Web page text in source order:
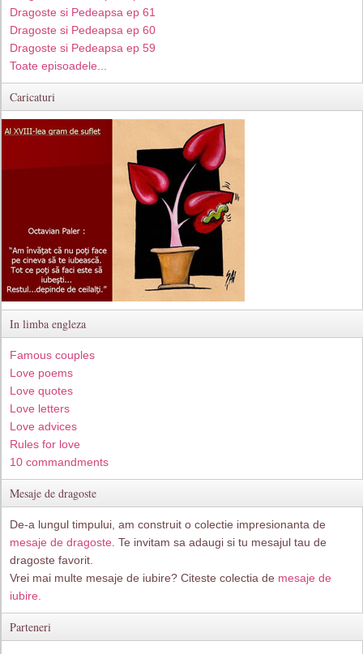
Dragoste si Pedeapsa ep 61
Dragoste si Pedeapsa ep 60
Dragoste si Pedeapsa ep 59
Toate episoadele...
Caricaturi
In limba engleza
Famous couples
Love poems
Love quotes
Love letters
Love advices
Rules for love
10 commandments
Mesaje de dragoste
De-a lungul timpului, am construit o colectie impresionanta de
mesaje de dragoste . Te invitam sa adaugi si tu mesajul tau de
dragoste favorit.
Vrei mai multe mesaje de iubire? Citeste colectia de mesaje de
iubire.
Parteneri